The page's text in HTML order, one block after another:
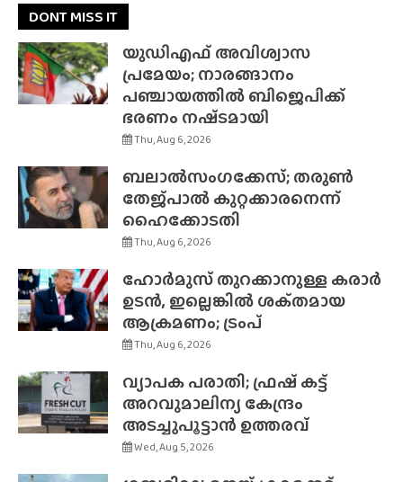
DONT MISS IT
യുഡിഎഫ് അവിശ്വാസ
പ്രമേയം; നാരങ്ങാനം
പഞ്ചായത്തിൽ ബിജെപിക്ക്
ഭരണം നഷ്‌ടമായി
Thu, Aug 6, 2026
ബലാൽസംഗക്കേസ്; തരുൺ
തേജ്‌പാൽ കുറ്റക്കാരനെന്ന്
ഹൈക്കോടതി
Thu, Aug 6, 2026
ഹോർമുസ് തുറക്കാനുള്ള കരാർ
ഉടൻ, ഇല്ലെങ്കിൽ ശക്‌തമായ
ആക്രമണം; ട്രംപ്
Thu, Aug 6, 2026
വ്യാപക പരാതി; ഫ്രഷ് കട്ട്
അറവുമാലിന്യ കേന്ദ്രം
അടച്ചുപൂട്ടാൻ ഉത്തരവ്
Wed, Aug 5, 2026